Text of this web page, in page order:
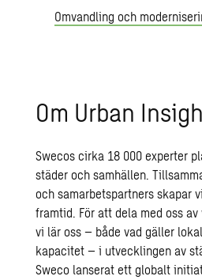
Omvandling och
Om Urban
Swecos cirka 18 000 experter
städer och samhällen.
och samarbetspartners skapar
framtid. För att dela med oss
vi lär oss – både vad gäller
kapacitet – i utvecklingen av
Sweco lanserat ett globalt